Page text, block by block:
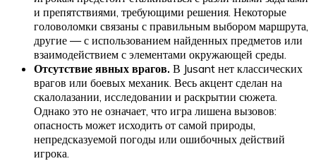
и препятствиями, требующими решения. Некоторые
головоломки связаны с правильным выбором маршрута,
другие — с использованием найденных предметов или
взаимодействием с элементами окружающей среды.
Отсутствие явных врагов. В Jusant нет классических
врагов или боевых механик. Весь акцент сделан на
скалолазании, исследовании и раскрытии сюжета.
Однако это не означает, что игра лишена вызовов:
опасность может исходить от самой природы,
непредсказуемой погоды или ошибочных действий
игрока.